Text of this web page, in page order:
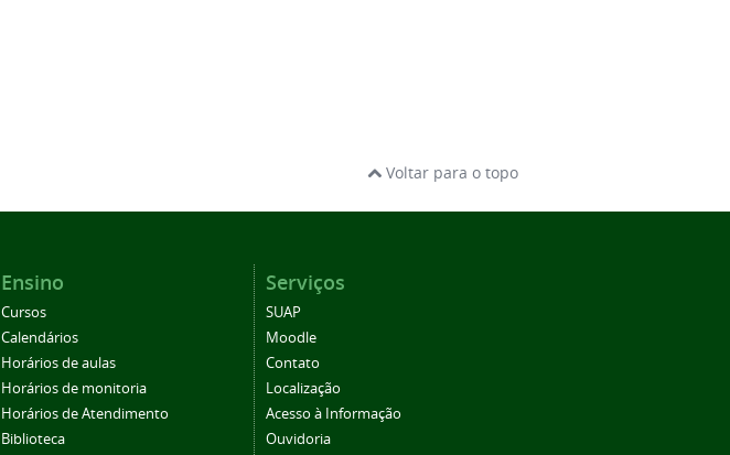
Voltar para o topo
Ensino
Cursos
Calendários
Horários de aulas
Horários de monitoria
Horários de Atendimento
Biblioteca
Serviços
SUAP
Moodle
Contato
Localização
Acesso à Informação
Ouvidoria